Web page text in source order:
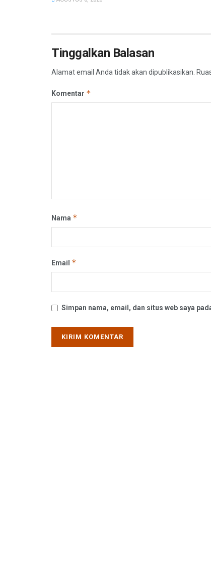
Tinggalkan Balasan
Alamat email Anda tidak akan dipublikasikan.
Komentar *
Nama *
Email *
Simpan nama, email, dan situs web saya